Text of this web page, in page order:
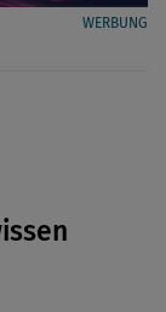
WERBUNG